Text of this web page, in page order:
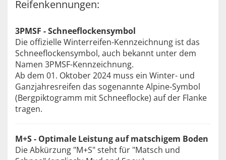
Reifenkennungen:
3PMSF - Schneeflockensymbol
Die offizielle Winterreifen-Kennzeichnung ist das
Schneeflockensymbol, auch bekannt unter dem
Namen 3PMSF-Kennzeichnung.
Ab dem 01. Oktober 2024 muss ein Winter- und
Ganzjahresreifen das sogenannte Alpine-Symbol
(Bergpiktogramm mit Schneeflocke) auf der Flanke
tragen.
M+S - Optimale Leistung auf matschigem Boden
Die Abkürzung "M+S" steht für "Matsch und